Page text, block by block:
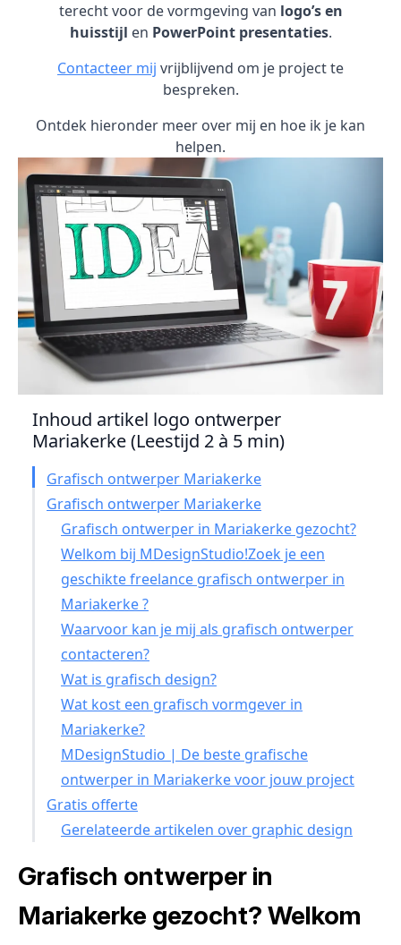
terecht voor de vormgeving van logo’s en
huisstijl en PowerPoint presentaties.
Contacteer mij vrijblijvend om je project te
bespreken.
Ontdek hieronder meer over mij en hoe ik je kan
helpen.
Inhoud artikel logo ontwerper
Mariakerke (Leestijd 2 à 5 min)
Grafisch ontwerper Mariakerke
Grafisch ontwerper Mariakerke
Grafisch ontwerper in Mariakerke gezocht?
Welkom bij MDesignStudio!Zoek je een
geschikte freelance grafisch ontwerper in
Mariakerke ?
Waarvoor kan je mij als grafisch ontwerper
contacteren?
Wat is grafisch design?
Wat kost een grafisch vormgever in
Mariakerke?
MDesignStudio | De beste grafische
ontwerper in Mariakerke voor jouw project
Gratis offerte
Gerelateerde artikelen over graphic design
Grafisch ontwerper in
Mariakerke gezocht? Welkom